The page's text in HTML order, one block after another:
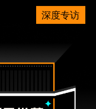
深度专访